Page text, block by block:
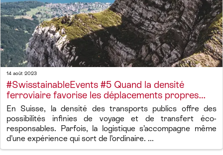
14 août 2023
#SwisstainableEvents #5 Quand la densité
ferroviaire favorise les déplacements propres…
En Suisse, la densité des transports publics offre des
possibilités infinies de voyage et de transfert éco-
responsables. Parfois, la logistique s’accompagne même
d’une expérience qui sort de l’ordinaire. ...